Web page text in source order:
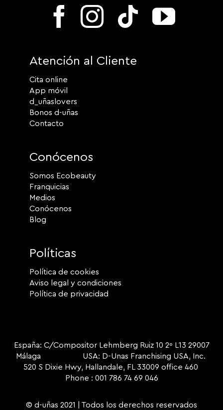
Atención al Cliente
Cita online
App móvil
d_uñaslovers
Bonos d-uñas
Contacto
Conócenos
Somos Ecobeauty
Franquicias
Medios
Conócenos
Blog
Políticas
Política de cookies
Aviso legal y condiciones
Política de privacidad
España: C/Compositor Lehmberg Ruiz 10 2º L13 29007
Málaga USA: D-Unas Franchising USA, Inc.
520 S Dixie Hwy, Hallandale, FL 33009 office 460
Phone : 001 786 74 69 046
© d-uñas 2021 | Todos los derechos reservados